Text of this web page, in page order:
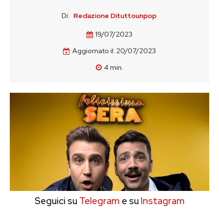
Di: Redazione Dituttounpop
19/07/2023
Aggiornato il: 20/07/2023
4min.
Seguici su Telegram e su Instagram